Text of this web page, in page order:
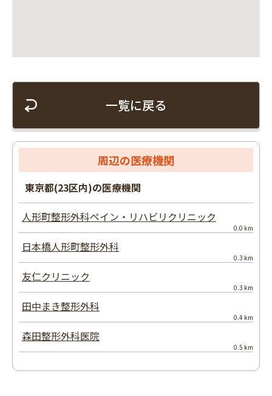
一覧に戻る
周辺の医療機関
東京都(23区内)の医療機関
人形町整形外科ペイン・リハビリクリニック
0.0 km
日本橋人形町整形外科
0.3 km
友仁クリニック
0.3 km
田中まき整形外科
0.4 km
森田整形外科医院
0.5 km